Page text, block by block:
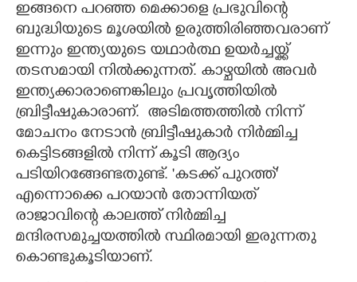
ഇങ്ങനെ പറഞ്ഞ മെക്കാളെ പ്രഭുവിന്റെ
ബുദ്ധിയുടെ മൂശയിൽ ഉരുത്തിരിഞ്ഞവരാണ്
ഇന്നും ഇന്ത്യയുടെ യഥാർത്ഥ ഉയർച്ചയ്ക്ക്
തടസമായി നിൽക്കുന്നത്. കാഴ്ചയിൽ അവർ
ഇന്ത്യക്കാരാണെങ്കിലും പ്രവൃത്തിയിൽ
ബ്രിട്ടീഷുകാരാണ്. ‌ അടിമത്തത്തിൽ നിന്ന്
മോചനം നേടാൻ ബ്രിട്ടീഷുകാർ നിർമ്മിച്ച
കെട്ടിടങ്ങളിൽ നിന്ന് കൂടി ആദ്യം
പടിയിറങ്ങേണ്ടതുണ്ട്. 'കടക്ക് പുറത്ത്'
എന്നൊക്കെ പറയാൻ തോന്നിയത്
രാജാവിന്റെ കാലത്ത് നിർമ്മിച്ച
മന്ദിരസമുച്ചയത്തിൽ സ്ഥിരമായി ഇരുന്നതു
കൊണ്ടുകൂടിയാണ്.